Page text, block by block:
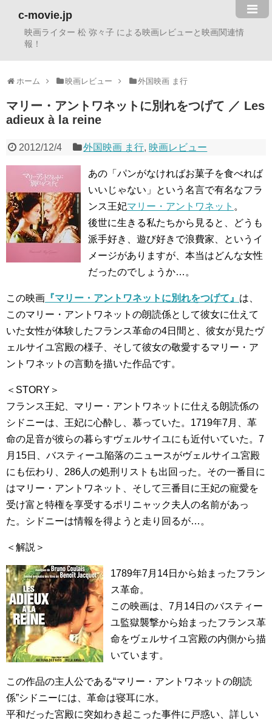
c-movie.jp
映画ライター 松 弥々子 による映画レビューと映画関連情
報！
ホーム 映画レビュー 外国映画 ま行
マリー・アントワネットに別れをつげて ／ Les
adieux à la reine
2012/12/4 外国映画 ま行, 映画レビュー
あの「パンがなければお菓子を食べれば
いいじゃない」という名言で有名なフラ
ンス王妃マリー・アントワネット 。
後世に生きる私たちから見ると、どうも
派手好き、遊び好きで浪費家、というイ
メージがありますが、本当はどんな女性
だったのでしょうか…。
この映画 『マリー・アントワネットに別れをつげて』 は、
このマリー・アントワネットの朗読係として彼女に仕えて
いた女性が体験したフランス革命の4日間と、彼女が見たヴ
ェルサイユ宮殿の様子、そして彼女の敬愛するマリー・ア
ントワネットの言動を描いた作品です。
＜STORY＞
フランス王妃、マリー・アントワネットに仕える朗読係の
シドニーは、王妃に心酔し、慕っていた。1719年7月、革
命の足音が彼らの暮らすヴェルサイユにも近付いていた。7
月15日、バスティーユ陥落のニュースがヴェルサイユ宮殿
にも伝わり、286人の処刑リストも出回った。その一番目に
はマリー・アントワネット、そして三番目に王妃の寵愛を
受け富と特権を享受するポリニャック夫人の名前があっ
た。シドニーは情報を得ようと走り回るが…。
＜解説＞
1789年7月14日から始まったフラン
ス革命。
この映画は、7月14日のバスティー
ユ監獄襲撃から始まったフランス革
命をヴェルサイユ宮殿の内側から描
いています。
この作品の主人公である“マリー・アントワネットの朗読
係”シドニーには、革命は寝耳に水。
平和だった宮殿に突如わき起こった事件に戸惑い、詳しい